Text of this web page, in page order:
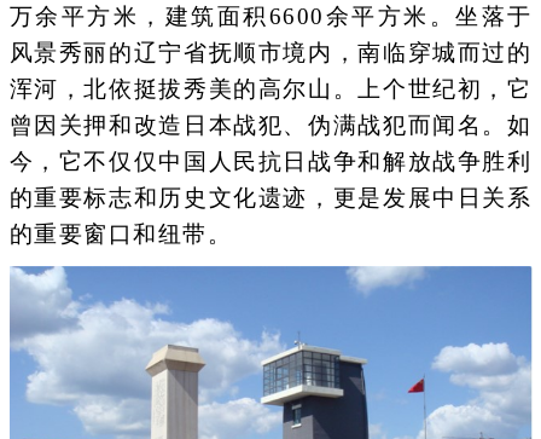
万余平方米，建筑面积6600余平方米。坐落于
风景秀丽的辽宁省抚顺市境内，南临穿城而过的
浑河，北依挺拔秀美的高尔山。上个世纪初，它
曾因关押和改造日本战犯、伪满战犯而闻名。如
今，它不仅仅中国人民抗日战争和解放战争胜利
的重要标志和历史文化遗迹，更是发展中日关系
的重要窗口和纽带。